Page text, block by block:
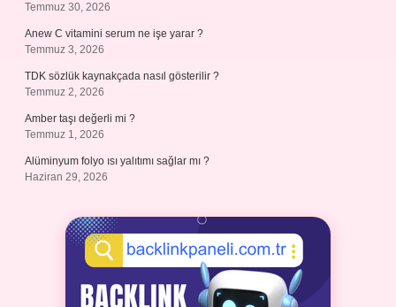
Temmuz 30, 2026
Anew C vitamini serum ne işe yarar ?
Temmuz 3, 2026
TDK sözlük kaynakçada nasıl gösterilir ?
Temmuz 2, 2026
Amber taşı değerli mi ?
Temmuz 1, 2026
Alüminyum folyo ısı yalıtımı sağlar mı ?
Haziran 29, 2026